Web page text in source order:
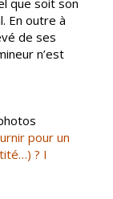
/ La
arts
que soit son
En outre à
de ses
n’est
pour un
? I